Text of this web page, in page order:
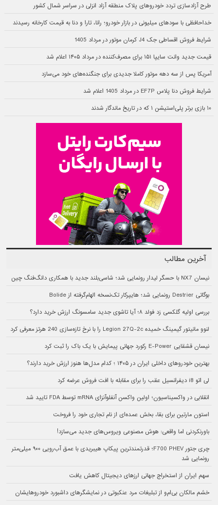
طرح آزادسازی تردد خودروهای پلاک منطقه آزاد انزلی در سراسر شمال کشور
خداحافظی با سودهای میلیونی در بازار خودرو؛ رانا، تارا و دنا به قیمت کارخانه رسیدند
شرایط فروش اقساطی جک J4 کرمان موتور در مرداد 1405
قیمت جدید وانت سایپا ۱۵۱ برای مصرف‌کننده در مرداد ۱۴۰۵ اعلام شد
آمریکا پس از سه دهه موتور کاملا جدیدی برای جنگنده‌های خود می‌سازد
شرایط فروش دنا پلاس EF7P در مرداد 1405 اعلام شد
۱۰ بازی برتر پلی‌استیشن ۱ که در تاریخ ماندگار شدند
آخرین مطالب
نیسان NX7 با حسگر لیدار رونمایی شد؛ شاسی‌بلند جدید با همکاری دانگ‌فنگ چین
بوگاتی Destrier رونمایی شد؛ هایپرکار تک‌نسخه الهام‌گرفته از Bolide
بررسی اولیه گلکسی زد فولد ۸؛ آیا تاشوی جدید سامسونگ ارزش خرید دارد؟
لنوو مانیتور گیمینگ خمیده Legion 27Q-2c را با نرخ تازه‌سازی 240 هرتز معرفی کرد
نیسان قشقایی E-Power رکورد جهانی پیمایش با یک باک را ثبت کرد
بهترین خودروهای داخلی ایران در ۱۴۰۵ ؛ کدام مدل‌ها هنوز ارزش خرید دارند؟
لی اتو i8 دیفرانسیل عقب را برای مقابله با افت فروش عرضه کرد
انقلابی در واکسیناسیون؛ اولین واکسن آنفلوآنزای mRNA توسط FDA تایید شد
استون مارتین برای بقا، بخش عمده‌ای از نام تجاری خود را فروخت
باورنکردنی اما واقعی: هوش مصنوعی ویروس‌های جدید می‌سازد!
چری جتور F700 PHEV؛ قدرتمندترین پیکاپ هیبریدی با عمق آب‌رویی ۹۰۰ میلی‌متر
رونمایی شد
سهم ایران از استخراج جهانی ارزهای دیجیتال کاهش یافت
خشم مالکان بی‌ام‌و از تبلیغات مرد عنکبوتی در نمایشگرهای داشبورد خودروهایشان